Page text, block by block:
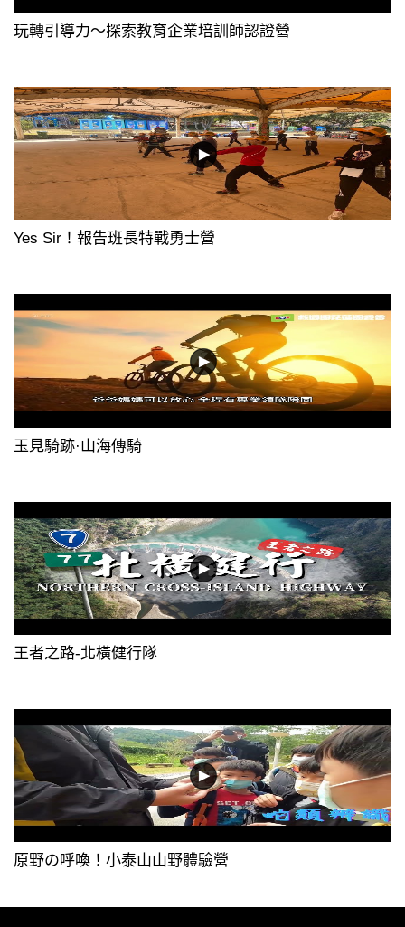
玩轉引導力〜探索教育企業培訓師認證營
Yes Sir！報告班長特戰勇士營
玉見騎跡·山海傳騎
王者之路-北橫健行隊
原野の呼喚！小泰山山野體驗營